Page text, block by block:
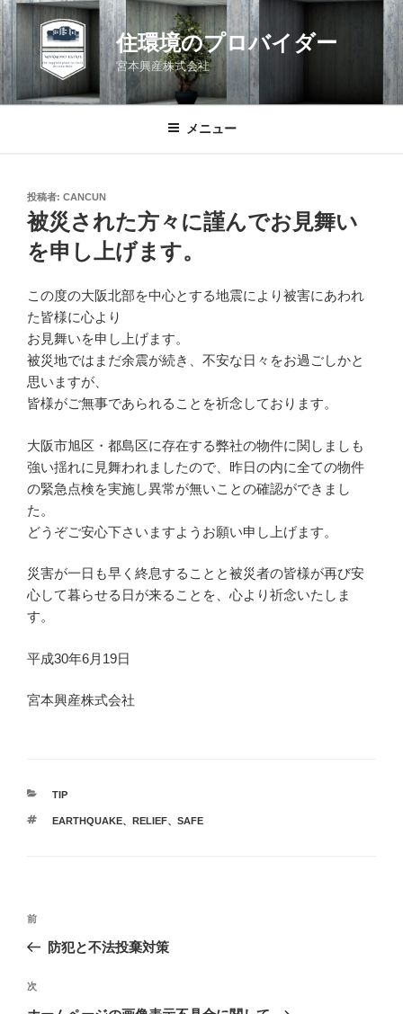
コ
ン
テ
ン
ツ
住環境のプロバイダー
宮本興産株式会社
メニュー
投
稿
日:
投稿者: CANCUN
被災された方々に謹んでお見舞い
を申し上げます。
この度の大阪北部を中心とする地震により被害にあわれ
た皆様に心より
お見舞いを申し上げます。
被災地ではまだ余震が続き、不安な日々をお過ごしかと
思いますが、
皆様がご無事であられることを祈念しております。
大阪市旭区・都島区に存在する弊社の物件に関しましも
強い揺れに見舞われましたので、昨日の内に全ての物件
の緊急点検を実施し異常が無いことの確認ができまし
た。
どうぞご安心下さいますようお願い申し上げます。
災害が一日も早く終息することと被災者の皆様が再び安
心して暮らせる日が来ることを、心より祈念いたしま
す。
平成30年6月19日
宮本興産株式会社
カ
ゴ
TIP
タ
EARTHQUAKE、 RELIEF、 SAFE
投
ビ
ゲ
前
の
稿
前
防犯と不法投棄対策
次
の
次